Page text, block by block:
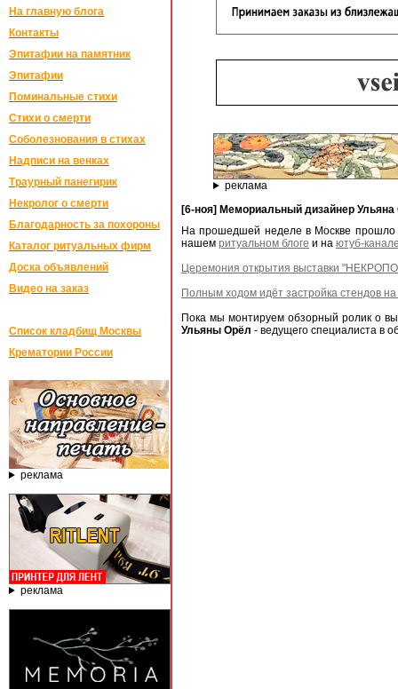
На главную блога
Контакты
Эпитафии на памятник
Эпитафии
Поминальные стихи
Стихи о смерти
Соболезнования в стихах
Надписи на венках
Траурный панегирик
Некролог о смерти
Благодарность за похороны
Каталог ритуальных фирм
Доска объявлений
Видео на заказ
Список кладбищ Москвы
Крематории России
реклама
реклама
реклама
[6-ноя] Мемориальный дизайнер
На прошедшей неделе в Москве прошло
нашем ритуальном блоге и на ютуб-
Церемония открытия выставки
Полным ходом идёт застройка стендов
Пока мы монтируем обзорный ролик о
Ульяны Орёл - ведущего специалиста в